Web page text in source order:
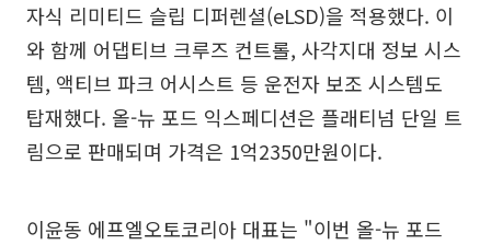
자식 리미티드 슬립 디퍼렌셜(eLSD)을 적용했다. 이
와 함께 어댑티브 크루즈 컨트롤, 사각지대 정보 시스
템, 액티브 파크 어시스트 등 운전자 보조 시스템도
탑재했다. 올-뉴 포드 익스페디션은 플래티넘 단일 트
림으로 판매되며 가격은 1억2350만원이다.
이윤동 에프엘오토코리아 대표는 "이번 올-뉴 포드